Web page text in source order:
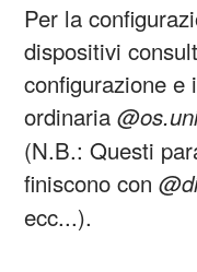
Per la
dispositivi
configurazione
ordinaria
(N.B.: Questi
finiscono con
ecc...).